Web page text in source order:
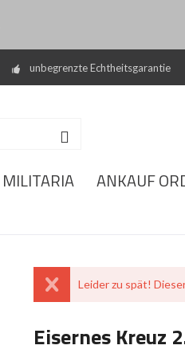
unbegrenzte Echtheitsgarantie
MILITARIA ANKAUF
Leider zu spät!
Eisernes Kreuz